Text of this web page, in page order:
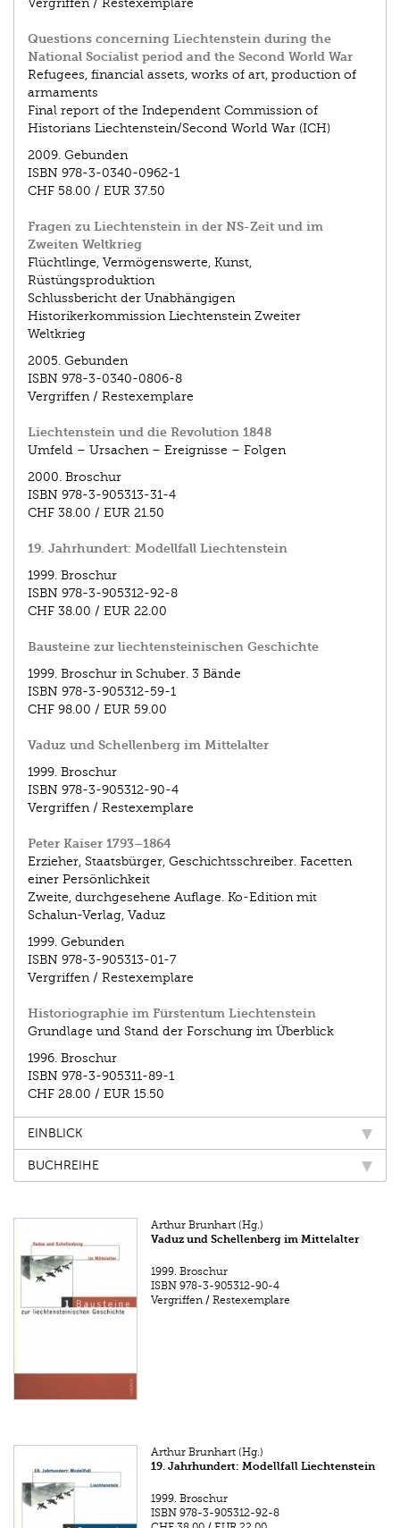
Vergriffen / Restexemplare
Questions concerning Liechtenstein during the
National Socialist period and the Second World War
Refugees, financial assets, works of art, production of
armaments
Final report of the Independent Commission of
Historians Liechtenstein/Second World War (ICH)
2009. Gebunden
ISBN 978-3-0340-0962-1
CHF 58.00 / EUR 37.50
Fragen zu Liechtenstein in der NS-Zeit und im
Zweiten Weltkrieg
Flüchtlinge, Vermögenswerte, Kunst,
Rüstüngsproduktion
Schlussbericht der Unabhängigen
Historikerkommission Liechtenstein Zweiter
Weltkrieg
2005. Gebunden
ISBN 978-3-0340-0806-8
Vergriffen / Restexemplare
Liechtenstein und die Revolution 1848
Umfeld – Ursachen – Ereignisse – Folgen
2000. Broschur
ISBN 978-3-905313-31-4
CHF 38.00 / EUR 21.50
19. Jahrhundert: Modellfall Liechtenstein
1999. Broschur
ISBN 978-3-905312-92-8
CHF 38.00 / EUR 22.00
Bausteine zur liechtensteinischen Geschichte
1999. Broschur in Schuber. 3 Bände
ISBN 978-3-905312-59-1
CHF 98.00 / EUR 59.00
Vaduz und Schellenberg im Mittelalter
1999. Broschur
ISBN 978-3-905312-90-4
Vergriffen / Restexemplare
Peter Kaiser 1793–1864
Erzieher, Staatsbürger, Geschichtsschreiber. Facetten
einer Persönlichkeit
Zweite, durchgesehene Auflage. Ko-Edition mit
Schalun-Verlag, Vaduz
1999. Gebunden
ISBN 978-3-905313-01-7
Vergriffen / Restexemplare
Historiographie im Fürstentum Liechtenstein
Grundlage und Stand der Forschung im Überblick
1996. Broschur
ISBN 978-3-905311-89-1
CHF 28.00 / EUR 15.50
EINBLICK
BUCHREIHE
Arthur Brunhart (Hg.)
Vaduz und Schellenberg im Mittelalter
1999. Broschur
ISBN 978-3-905312-90-4
Vergriffen / Restexemplare
Arthur Brunhart (Hg.)
19. Jahrhundert: Modellfall Liechtenstein
1999. Broschur
ISBN 978-3-905312-92-8